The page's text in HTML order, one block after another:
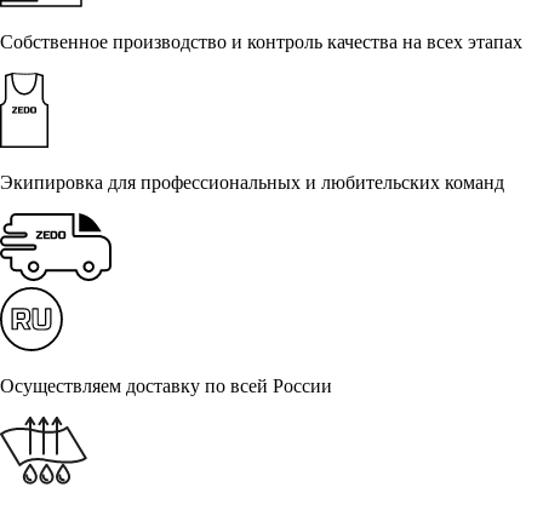
Собственное производство и контроль качества на всех этапах
Экипировка для профессиональных и любительских команд
Осуществляем доставку по всей России